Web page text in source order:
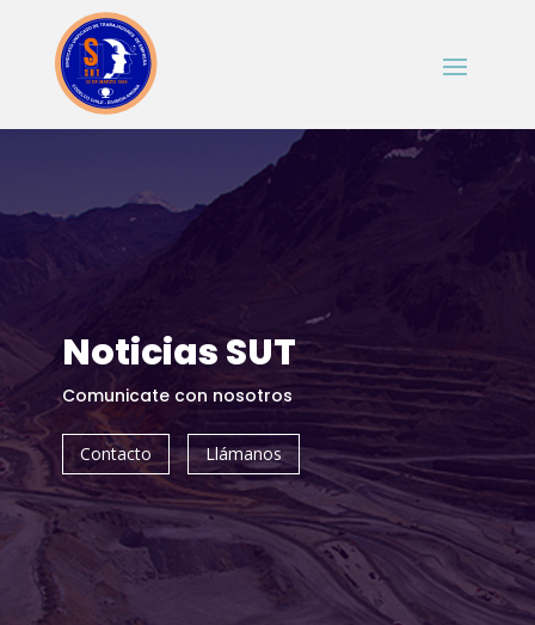
Noticias SUT
Comunicate con nosotros
Contacto Llámanos